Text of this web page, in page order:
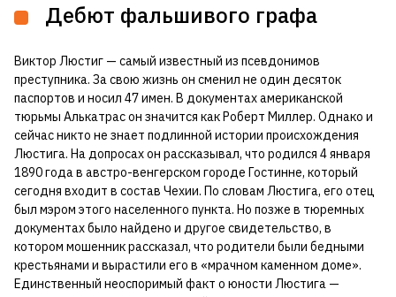
Дебют фальшивого графа
Виктор Люстиг — самый известный из псевдонимов
преступника. За свою жизнь он сменил не один десяток
паспортов и носил 47 имен. В документах американской
тюрьмы Алькатрас он значится как Роберт Миллер. Однако и
сейчас никто не знает подлинной истории происхождения
Люстига. На допросах он рассказывал, что родился 4 января
1890 года в австро-венгерском городе Гостинне, который
сегодня входит в состав Чехии. По словам Люстига, его отец
был мэром этого населенного пункта. Но позже в тюремных
документах было найдено и другое свидетельство, в
котором мошенник рассказал, что родители были бедными
крестьянами и вырастили его в «мрачном каменном доме».
Единственный неоспоримый факт о юности Люстига —